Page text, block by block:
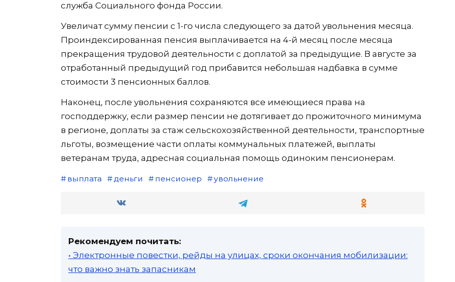
служба Социального фонда России.
Увеличат сумму пенсии с 1-го числа следующего за датой увольнения месяца.
Проиндексированная пенсия выплачивается на 4-й месяц после месяца
прекращения трудовой деятельности с доплатой за предыдущие. В августе за
отработанный предыдущий год прибавится небольшая надбавка в сумме
стоимости 3 пенсионных баллов.
Наконец, после увольнения сохраняются все имеющиеся права на
господдержку, если размер пенсии не дотягивает до прожиточного минимума
в регионе, доплаты за стаж сельскохозяйственной деятельности, транспортные
льготы, возмещение части оплаты коммунальных платежей, выплаты
ветеранам труда, адресная социальная помощь одиноким пенсионерам.
выплата деньги пенсионер увольнение
Рекомендуем почитать:
• Электронные повестки, рейды на улицах, сроки окончания мобилизации:
что важно знать запасникам